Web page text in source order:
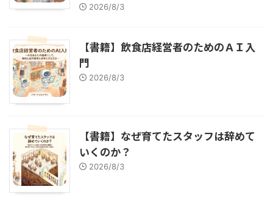
2026/8/3
【書籍】飲食店経営者のためのＡＩ入
門
2026/8/3
【書籍】なぜ育てたスタッフは辞めて
いくのか？
2026/8/3